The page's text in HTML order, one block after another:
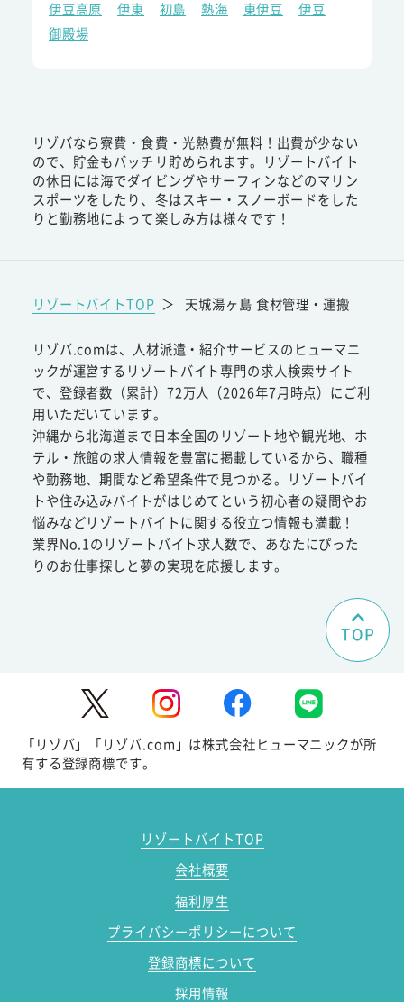
伊豆高原
伊東 初島 熱海 東伊豆
伊豆
御殿場
リゾバなら寮費・食費・光熱費が無料！出費が少ない
ので、貯金もバッチリ貯められます。リゾートバイト
の休日には海でダイビングやサーフィンなどのマリン
スポーツをしたり、冬はスキー・スノーボードをした
りと勤務地によって楽しみ方は様々です！
リゾートバイトTOP ＞ 天城湯ヶ島 食材管理・運搬
リゾバ.comは、人材派遣・紹介サービスのヒューマニ
ックが運営するリゾートバイト専門の求人検索サイト
で、登録者数（累計）72万人（2026年7月時点）にご利
用いただいています。
沖縄から北海道まで日本全国のリゾート地や観光地、ホ
テル・旅館の求人情報を豊富に掲載しているから、職種
や勤務地、期間など希望条件で見つかる。リゾートバイ
トや住み込みバイトがはじめてという初心者の疑問やお
悩みなどリゾートバイトに関する役立つ情報も満載！
業界No.1のリゾートバイト求人数で、あなたにぴった
りのお仕事探しと夢の実現を応援します。
TOP
「リゾバ」「リゾバ.com」は株式会社ヒューマニックが所
有する登録商標です。
リゾートバイトTOP
会社概要
福利厚生
プライバシーポリシーについて
登録商標について
採用情報